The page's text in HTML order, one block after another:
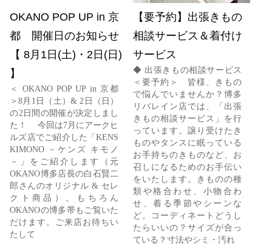
OKANO POP UP in 京
都 開催日のお知らせ
【 8月1日(土)・2日(日)
】
＜ OKANO POP UP in 京都
＞8月1日（土）& 2日（日）
の2日間の開催が決定しまし
た！ 今回は7月にアークヒ
ルズ店でご紹介した「KENS
KIMONO －ケンズ キモノ
－」をご紹介します（元
OKANO博多店長の白石賢二
郎さんのオリジナル & セレ
クト商品）。もちろん
OKANOの博多帯もご覧いた
だけます。ご来店お待ちい
たして
【要予約】出張きもの
相談サービス＆着付け
サービス
◆ 出張きもの相談サービス
＜要予約＞ 皆様、きもの
で悩んでいませんか？博多
リバレイン店では、「出張
きもの相談サービス」を行
っています。譲り受けたき
ものやタンスに眠っている
お手持ちのきものなど、お
召しになるためのお手伝い
をいたします。きものの種
類や格合わせ、小物合わ
せ、着る季節やシーンな
ど。コーディネートどうし
たらいいの？サイズが合っ
ている？寸法やシミ・汚れ